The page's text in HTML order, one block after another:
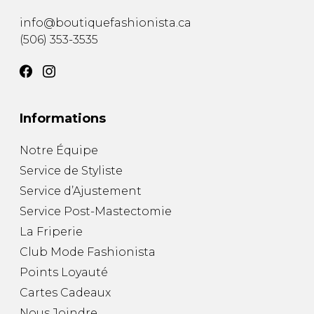
info@boutiquefashionista.ca
(506) 353-3535
Informations
Notre Équipe
Service de Styliste
Service d’Ajustement
Service Post-Mastectomie
La Friperie
Club Mode Fashionista
Points Loyauté
Cartes Cadeaux